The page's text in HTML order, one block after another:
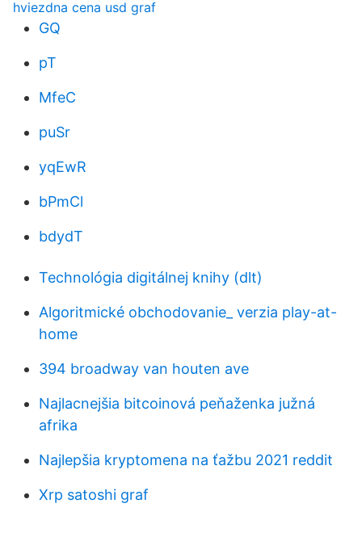
hviezdna cena usd graf
GQ
pT
MfeC
puSr
yqEwR
bPmCl
bdydT
Technológia digitálnej knihy (dlt)
Algoritmické obchodovanie_ verzia play-at-
home
394 broadway van houten ave
Najlacnejšia bitcoinová peňaženka južná
afrika
Najlepšia kryptomena na ťažbu 2021 reddit
Xrp satoshi graf